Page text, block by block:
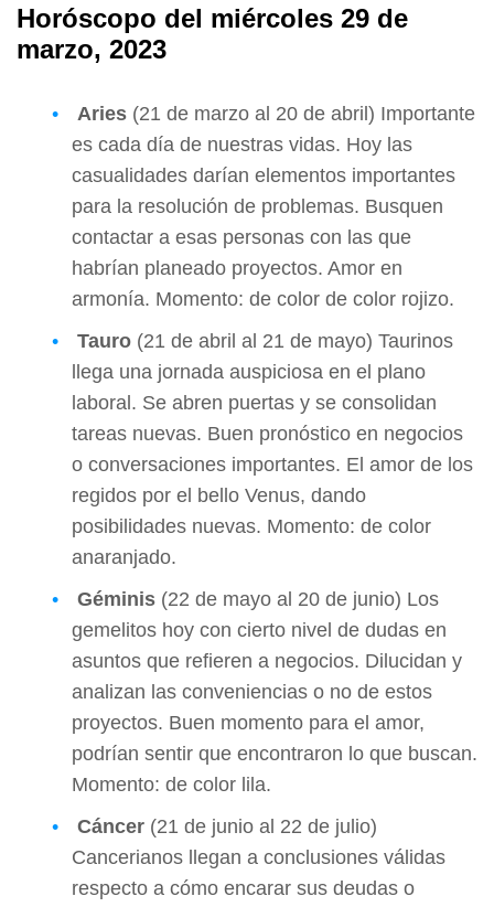
Horóscopo del miércoles 29 de
marzo, 2023
Aries (21 de marzo al 20 de abril) Importante
es cada día de nuestras vidas. Hoy las
casualidades darían elementos importantes
para la resolución de problemas. Busquen
contactar a esas personas con las que
habrían planeado proyectos. Amor en
armonía. Momento: de color de color rojizo.
Tauro (21 de abril al 21 de mayo) Taurinos
llega una jornada auspiciosa en el plano
laboral. Se abren puertas y se consolidan
tareas nuevas. Buen pronóstico en negocios
o conversaciones importantes. El amor de los
regidos por el bello Venus, dando
posibilidades nuevas. Momento: de color
anaranjado.
Géminis (22 de mayo al 20 de junio) Los
gemelitos hoy con cierto nivel de dudas en
asuntos que refieren a negocios. Dilucidan y
analizan las conveniencias o no de estos
proyectos. Buen momento para el amor,
podrían sentir que encontraron lo que buscan.
Momento: de color lila.
Cáncer (21 de junio al 22 de julio)
Cancerianos llegan a conclusiones válidas
respecto a cómo encarar sus deudas o